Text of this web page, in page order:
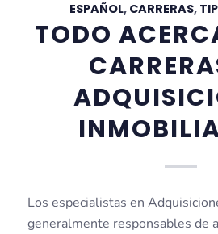
ESPAÑOL, CARRERAS,
TODO
Los especialistas en
generalmente responsables de